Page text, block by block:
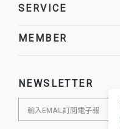
SERVICE
MEMBER
NEWSLETTER